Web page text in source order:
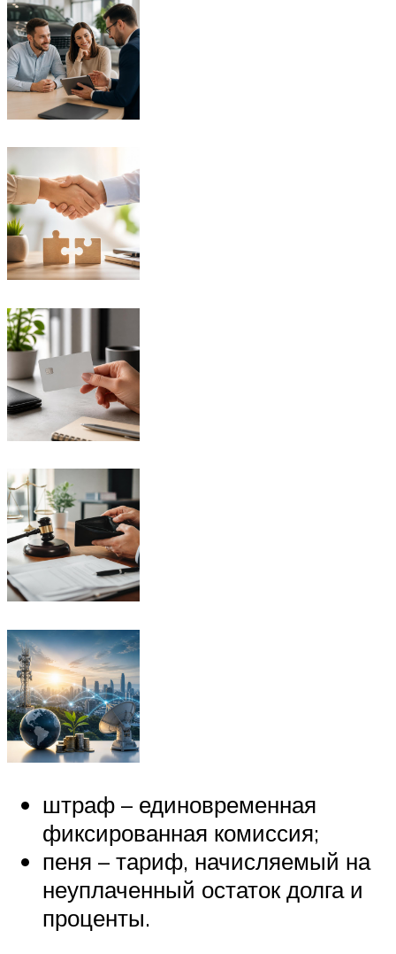
штраф – единовременная
фиксированная комиссия;
пеня – тариф, начисляемый на
неуплаченный остаток долга и
проценты.